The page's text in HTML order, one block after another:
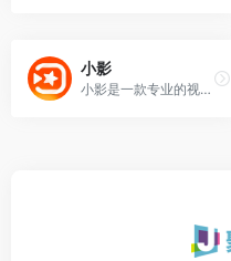
小影
小影是一款专业的视频剪辑、后期软件，提供海量的视频素材、模板、特效、音效、字幕等，支持多种视频比例、变速、倒放、画中画、关键帧等功能，让你轻松制作出有趣有创意的短视频。